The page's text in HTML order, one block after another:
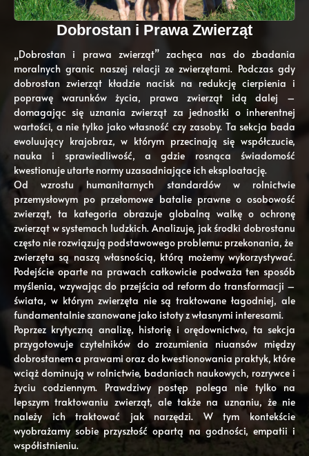
Dobrostan i Prawa Zwierząt
„Dobrostan i prawa zwierząt” zachęca nas do zbadania
moralnych granic naszej relacji ze zwierzętami. Podczas gdy
dobrostan zwierząt kładzie nacisk na redukcję cierpienia i
poprawę warunków życia, prawa zwierząt idą dalej –
domagając się uznania zwierząt za jednostki o inherentnej
wartości, a nie tylko jako własność czy zasoby. Ta sekcja bada
ewoluujący krajobraz, w którym przecinają się współczucie,
nauka i sprawiedliwość, a gdzie rosnąca świadomość
kwestionuje utarte normy uzasadniające ich eksploatację.
Od wzrostu humanitarnych standardów w rolnictwie
przemysłowym po przełomowe batalie prawne o osobowość
zwierząt, ta kategoria obrazuje globalną walkę o ochronę
zwierząt w systemach ludzkich. Analizuje, jak środki dobrostanu
często nie rozwiązują podstawowego problemu: przekonania, że ​​
zwierzęta są naszą własnością, którą możemy wykorzystywać.
Podejście oparte na prawach całkowicie podważa ten sposób
myślenia, wzywając do przejścia od reform do transformacji –
świata, w którym zwierzęta nie są traktowane łagodniej, ale
fundamentalnie szanowane jako istoty z własnymi interesami.
Poprzez krytyczną analizę, historię i orędownictwo, ta sekcja
przygotowuje czytelników do zrozumienia niuansów między
dobrostanem a prawami oraz do kwestionowania praktyk, które
wciąż dominują w rolnictwie, badaniach naukowych, rozrywce i
życiu codziennym. Prawdziwy postęp polega nie tylko na
lepszym traktowaniu zwierząt, ale także na uznaniu, że nie
należy ich traktować jak narzędzi. W tym kontekście
wyobrażamy sobie przyszłość opartą na godności, empatii i
współistnieniu.